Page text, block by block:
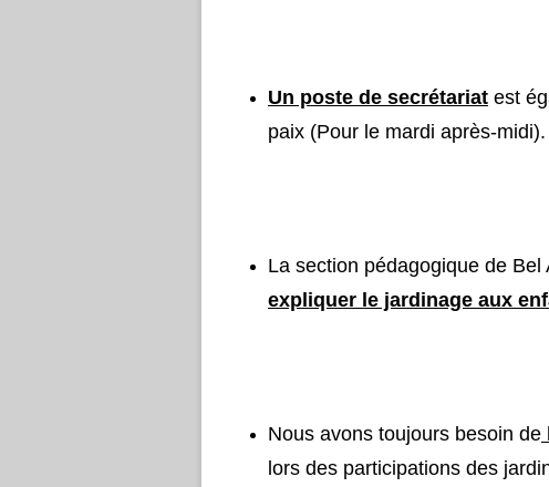
Un poste de secrétariat est
paix (Pour le mardi après-midi).
La section pédagogique de Bel
expliquer le jardinage aux
Nous avons toujours besoin de
lors des participations des